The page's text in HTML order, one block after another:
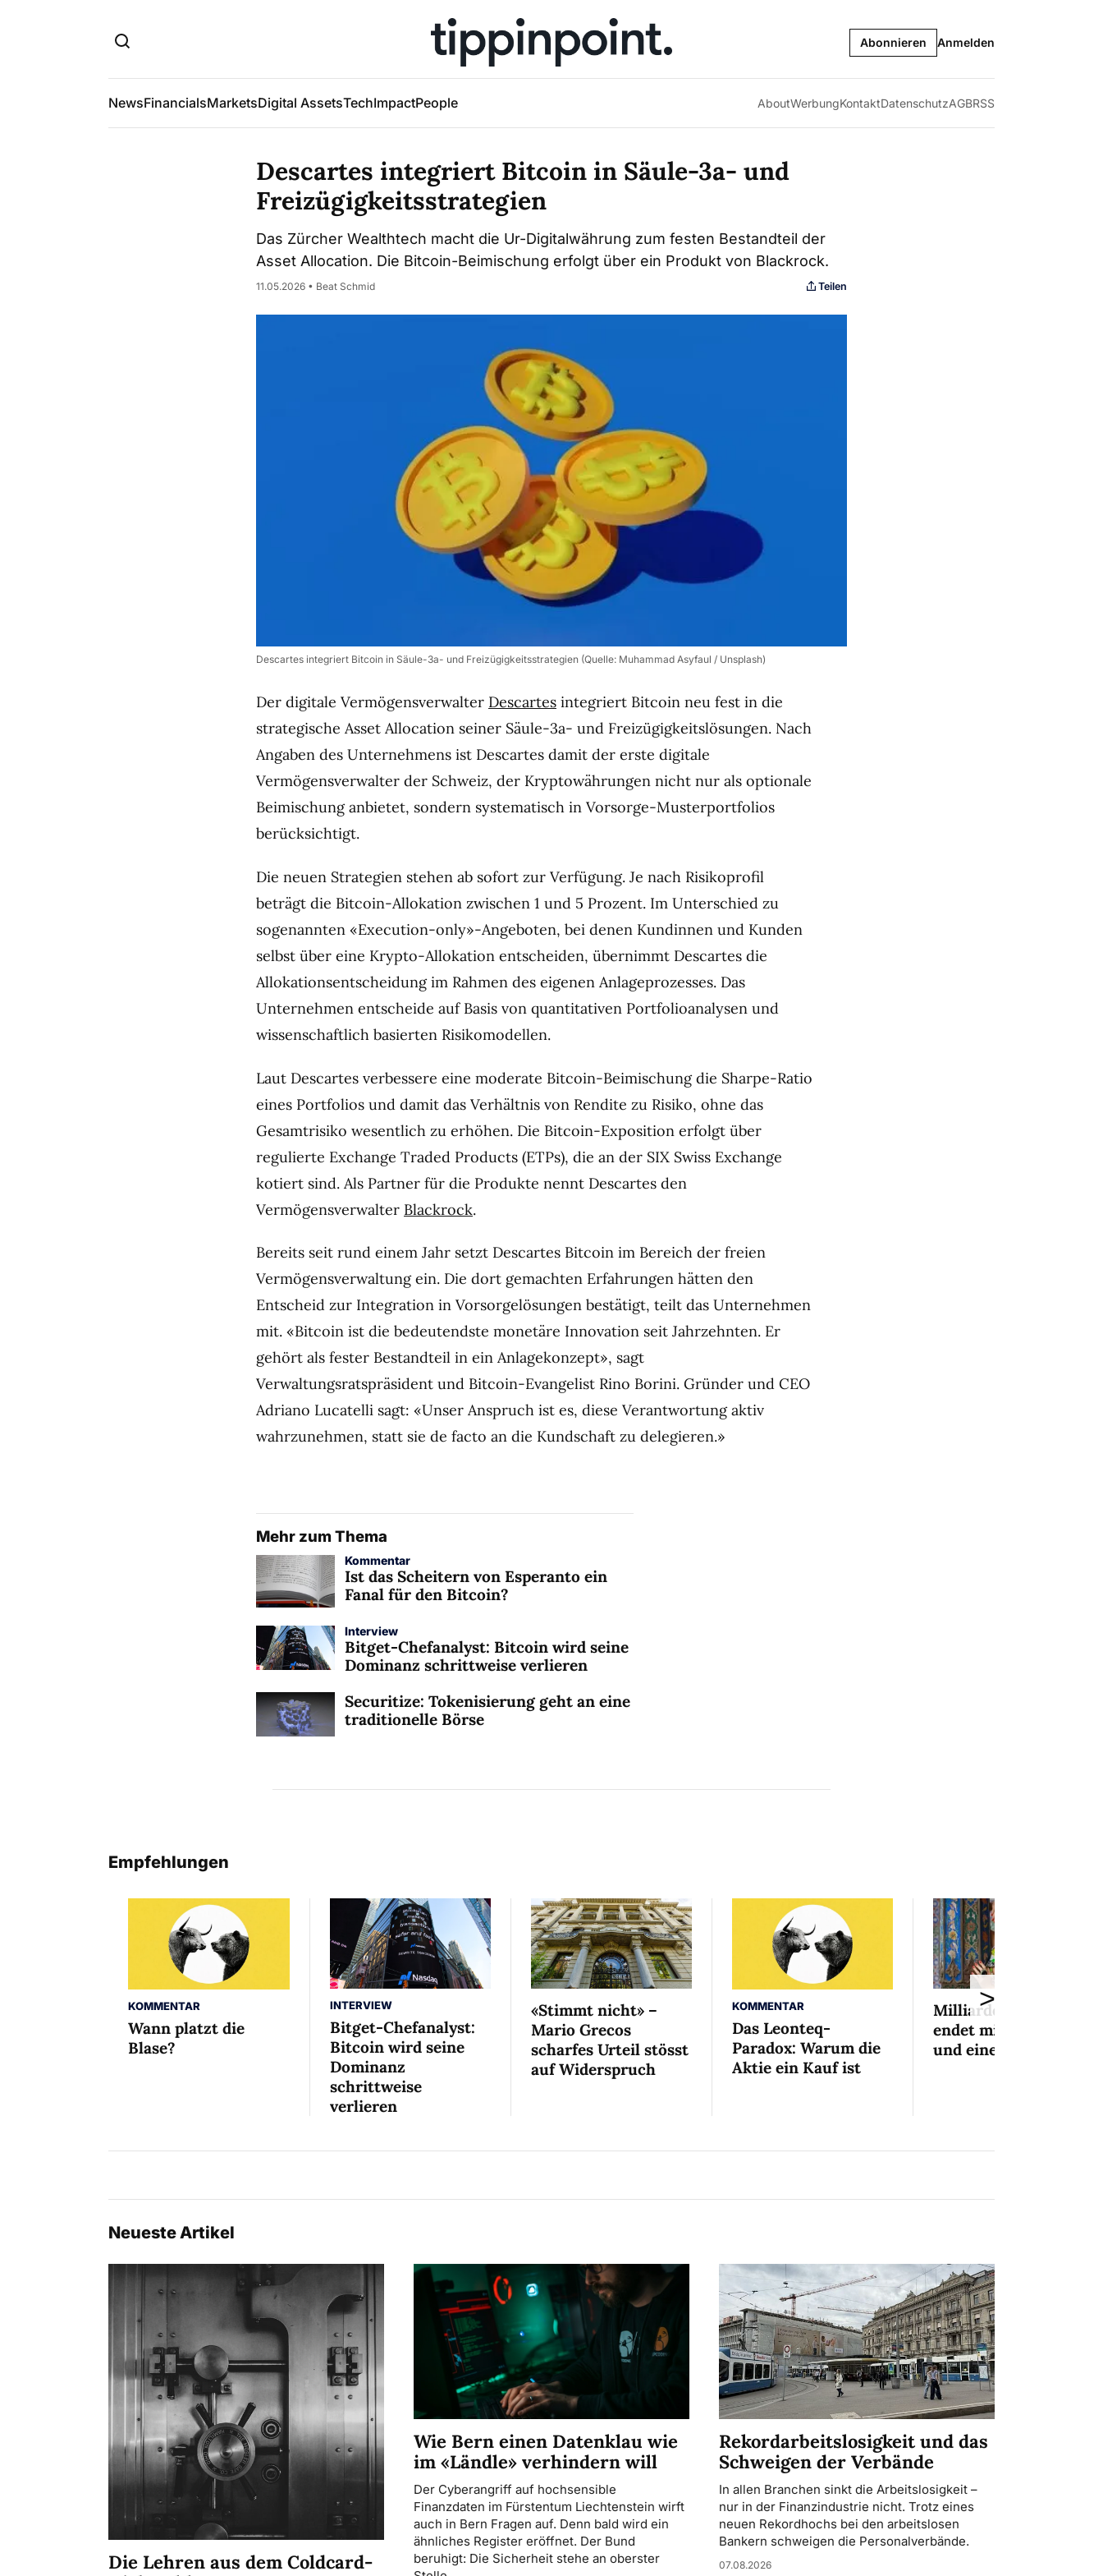
Abonnieren Anmelden
NewsFinancialsMarketsDigital AssetsTechImpactPeople AboutWerbungKontaktDatenschutzAGBRSS
Descartes integriert Bitcoin in Säule-3a- und
Freizügigkeitsstrategien
Das Zürcher Wealthtech macht die Ur-Digitalwährung zum festen Bestandteil der
Asset Allocation. Die Bitcoin-Beimischung erfolgt über ein Produkt von Blackrock.
11.05.2026 • Beat Schmid Teilen
Descartes integriert Bitcoin in Säule-3a- und Freizügigkeitsstrategien (Quelle: Muhammad Asyfaul / Unsplash)
Der digitale Vermögensverwalter Descartes integriert Bitcoin neu fest in die
strategische Asset Allocation seiner Säule-3a- und Freizügigkeitslösungen. Nach
Angaben des Unternehmens ist Descartes damit der erste digitale
Vermögensverwalter der Schweiz, der Kryptowährungen nicht nur als optionale
Beimischung anbietet, sondern systematisch in Vorsorge-Musterportfolios
berücksichtigt.
Die neuen Strategien stehen ab sofort zur Verfügung. Je nach Risikoprofil
beträgt die Bitcoin-Allokation zwischen 1 und 5 Prozent. Im Unterschied zu
sogenannten «Execution-only»-Angeboten, bei denen Kundinnen und Kunden
selbst über eine Krypto-Allokation entscheiden, übernimmt Descartes die
Allokationsentscheidung im Rahmen des eigenen Anlageprozesses. Das
Unternehmen entscheide auf Basis von quantitativen Portfolioanalysen und
wissenschaftlich basierten Risikomodellen.
Laut Descartes verbessere eine moderate Bitcoin-Beimischung die Sharpe-Ratio
eines Portfolios und damit das Verhältnis von Rendite zu Risiko, ohne das
Gesamtrisiko wesentlich zu erhöhen. Die Bitcoin-Exposition erfolgt über
regulierte Exchange Traded Products (ETPs), die an der SIX Swiss Exchange
kotiert sind. Als Partner für die Produkte nennt Descartes den
Vermögensverwalter Blackrock.
Bereits seit rund einem Jahr setzt Descartes Bitcoin im Bereich der freien
Vermögensverwaltung ein. Die dort gemachten Erfahrungen hätten den
Entscheid zur Integration in Vorsorgelösungen bestätigt, teilt das Unternehmen
mit. «Bitcoin ist die bedeutendste monetäre Innovation seit Jahrzehnten. Er
gehört als fester Bestandteil in ein Anlagekonzept», sagt
Verwaltungsratspräsident und Bitcoin-Evangelist Rino Borini. Gründer und CEO
Adriano Lucatelli sagt: «Unser Anspruch ist es, diese Verantwortung aktiv
wahrzunehmen, statt sie de facto an die Kundschaft zu delegieren.»
Mehr zum Thema
Kommentar
Ist das Scheitern von Esperanto ein
Fanal für den Bitcoin?
Interview
Bitget-Chefanalyst: Bitcoin wird seine
Dominanz schrittweise verlieren
Securitize: Tokenisierung geht an eine
traditionelle Börse
Empfehlungen
KOMMENTAR
Wann platzt die
Blase?
INTERVIEW
Bitget-Chefanalyst:
Bitcoin wird seine
Dominanz
schrittweise
verlieren
«Stimmt nicht» –
Mario Grecos
scharfes Urteil stösst
auf Widerspruch
KOMMENTAR
Das Leonteq-
Paradox: Warum die
Aktie ein Kauf ist
Milliardenaffäre
endet mit Mini-Busse
und einem Bedingten
>
Neueste Artikel
Die Lehren aus dem Coldcard-
Wie Bern einen Datenklau wie
im «Ländle» verhindern will
Der Cyberangriff auf hochsensible
Finanzdaten im Fürstentum Liechtenstein wirft
auch in Bern Fragen auf. Denn bald wird ein
ähnliches Register eröffnet. Der Bund
beruhigt: Die Sicherheit stehe an oberster
Rekordarbeitslosigkeit und das
Schweigen der Verbände
In allen Branchen sinkt die Arbeitslosigkeit –
nur in der Finanzindustrie nicht. Trotz eines
neuen Rekordhochs bei den arbeitslosen
Bankern schweigen die Personalverbände.
07.08.2026